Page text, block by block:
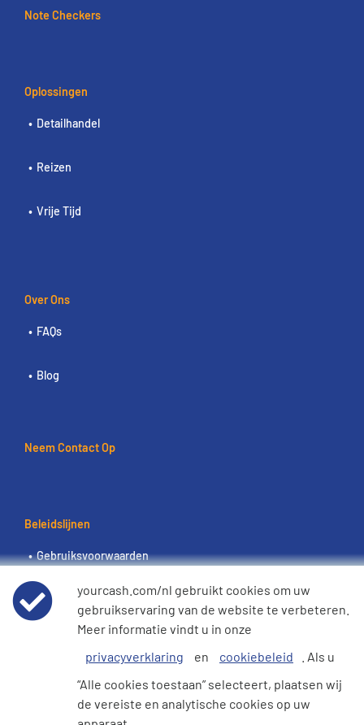
Note Checkers
Oplossingen
Detailhandel
Reizen
Vrije Tijd
Over Ons
FAQs
Blog
Neem Contact Op
Beleidslijnen
Gebruiksvoorwaarden
Wereldwijde privacyverklaring
e360 Verklaring inzake moderne slavernij en
mensenhandel
yourcash.com/nl gebruikt cookies om uw
gebruikservaring van de website te verbeteren.
Meer informatie vindt u in onze
privacyverklaring
en cookiebeleid
. Als u
“Alle cookies toestaan” selecteert, plaatsen wij
de vereiste en analytische cookies op uw